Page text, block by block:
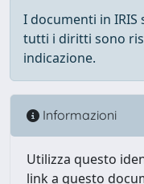
I documenti in
tutti i diritti sono
indicazione.
Informazioni
Utilizza questo
link a questo